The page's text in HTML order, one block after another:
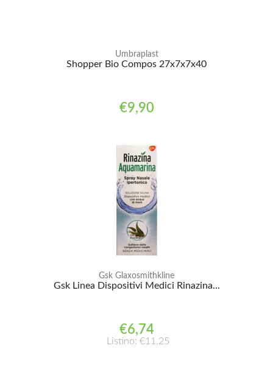
Umbraplast
Shopper Bio Compos 27x7x7x40
€9,90
Gsk Glaxosmithkline
Gsk Linea Dispositivi Medici Rinazina...
€6,74
Listino: €11,25